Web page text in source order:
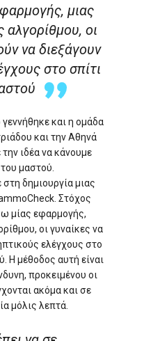
μιας
αλγορίθμου, οι
να διεξάγουν
στο σπίτι
και η ομάδα
και την Αθηνά
ιδέα να κάνουμε
μαστού.
δημιουργία μιας
Στόχος
μίας εφαρμογής,
οι γυναίκες να
ελέγχους στο
Η μέθοδος αυτή είναι
προκειμένου οι
ακόμα και σε
μόλις λεπτά.